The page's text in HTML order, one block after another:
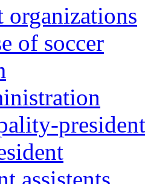
organizations
of soccer
president
assistents